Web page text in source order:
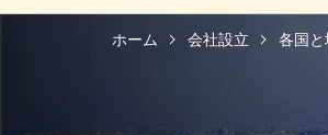
ホーム 会社設立 各国と